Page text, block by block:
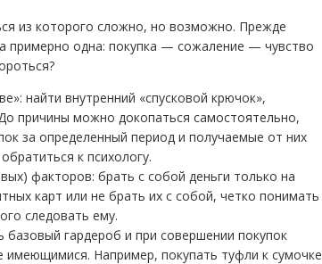
из которого сложно, но возможно. Прежде
примерно одна: покупка — сожаление — чувство
найти внутренний «спусковой крючок»,
причины можно докопаться самостоятельно,
за определенный период и получаемые от них
к психологу.
факторов: брать с собой деньги только на
карт или не брать их с собой, четко понимать
следовать ему.
гардероб и при совершении покупок
имеющимися. Например, покупать туфли к сумочке